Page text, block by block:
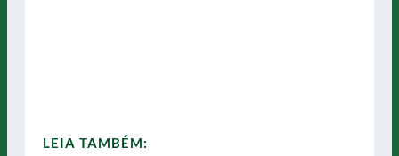
LEIA TAMBÉM: